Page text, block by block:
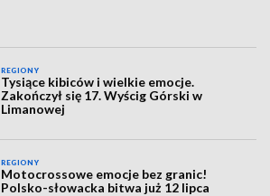
REGIONY
Tysiące kibiców i wielkie emocje.
Zakończył się 17. Wyścig Górski w
Limanowej
REGIONY
Motocrossowe emocje bez granic!
Polsko-słowacka bitwa już 12 lipca